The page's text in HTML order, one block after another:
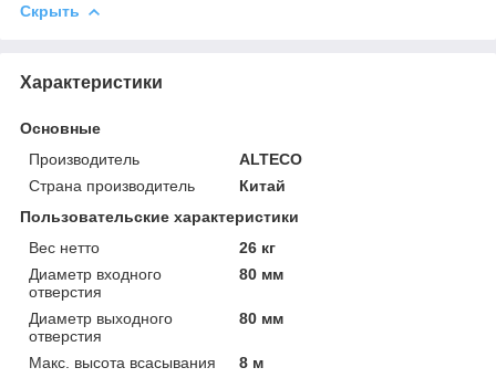
Скрыть
Характеристики
Основные
Производитель
ALTECO
Страна производитель
Китай
Пользовательские характеристики
Вес нетто
26 кг
Диаметр входного
отверстия
80 мм
Диаметр выходного
отверстия
80 мм
Макс. высота всасывания
8 м